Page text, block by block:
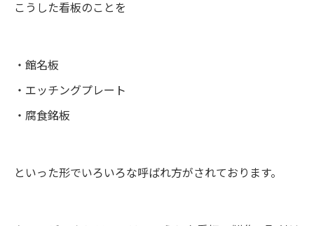
こうした看板のことを
・館名板
・エッチングプレート
・腐食銘板
といった形でいろいろな呼ばれ方がされております。